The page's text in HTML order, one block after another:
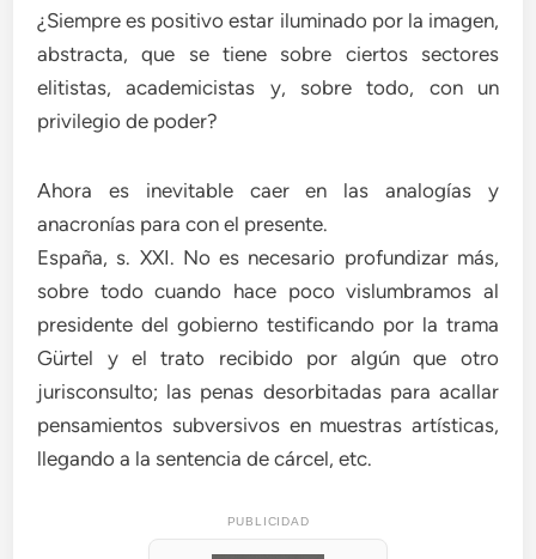
¿Siempre es positivo estar iluminado por la imagen,
abstracta, que se tiene sobre ciertos sectores
elitistas, academicistas y, sobre todo, con un
privilegio de poder?
Ahora es inevitable caer en las analogías y
anacronías para con el presente.
España, s. XXI. No es necesario profundizar más,
sobre todo cuando hace poco vislumbramos al
presidente del gobierno testificando por la trama
Gürtel y el trato recibido por algún que otro
jurisconsulto; las penas desorbitadas para acallar
pensamientos subversivos en muestras artísticas,
llegando a la sentencia de cárcel, etc.
PUBLICIDAD